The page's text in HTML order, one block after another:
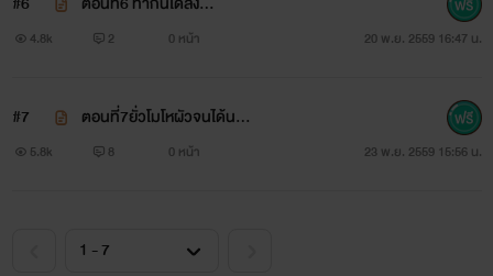
อายุ 21 ปี
ฉายา นางพญาหงส์ในคราบสุดเซ็กซี่
……………………….นะค่ะอามาร์ค
4.8k 2 0 หน้า 20 พ.ย. 2559 16:47 น.
#7
ตอนที่7ยั่วโมโหผัวจนได้น
ะ…………………(คนดีของอา)
5.8k 8 0 หน้า 23 พ.ย. 2559 15:56 น.